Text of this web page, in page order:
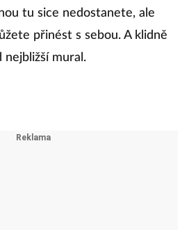
tu sice nedostanete, ale
přinést s sebou. A klidně
nejbližší mural.